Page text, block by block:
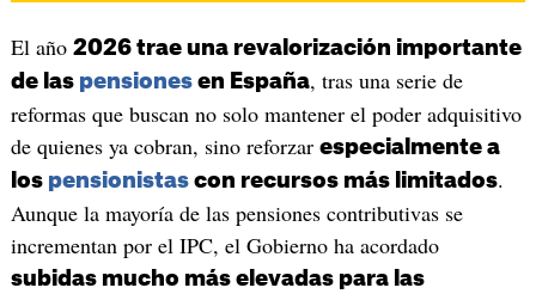
El año 2026 trae una revalorización importante
de las pensionesen España, tras una serie de
reformas que buscan no solo mantener el poder adquisitivo
de quienes ya cobran, sino reforzar especialmente a
los pensionistascon recursos más limitados.
Aunque la mayoría de las pensiones contributivas se
incrementan por el IPC, el Gobierno ha acordado
subidas mucho más elevadas para las